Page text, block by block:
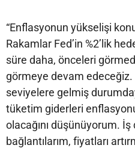
“Enflasyonun yükselişi
Rakamlar Fed’in %2’lik
süre daha, önceleri
görmeye devam
seviyelere gelmiş
tüketim giderleri
olacağını düşünüyorum. İş
bağlantılarım, fiyatları